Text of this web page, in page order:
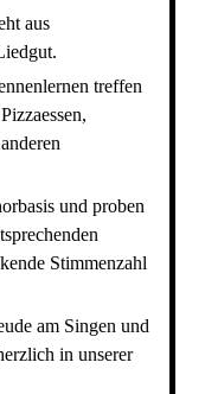
aus
treffen
und proben
Stimmenzahl
am Singen und
in unserer